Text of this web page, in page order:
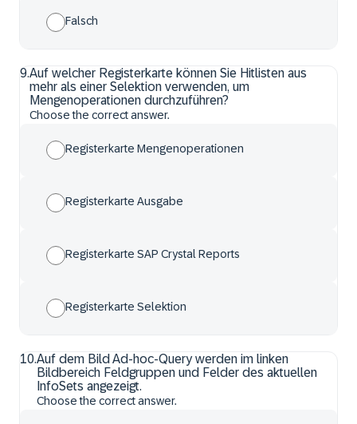
Falsch
9.Auf welcher Registerkarte können Sie Hitlisten aus
mehr als einer Selektion verwenden, um
Mengenoperationen durchzuführen?
Choose the correct answer.
Registerkarte Mengenoperationen
Registerkarte Ausgabe
Registerkarte SAP Crystal Reports
Registerkarte Selektion
10.Auf dem Bild Ad-hoc-Query werden im linken
Bildbereich Feldgruppen und Felder des aktuellen
InfoSets angezeigt.
Choose the correct answer.